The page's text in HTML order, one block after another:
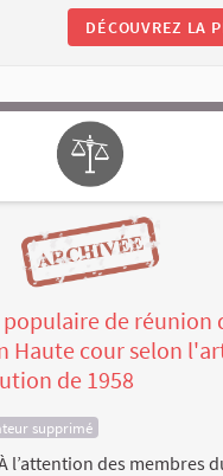
DÉCOUVREZ LA
de réunion
Haute cour selon
de 1958
supprimé
l’attention des membres